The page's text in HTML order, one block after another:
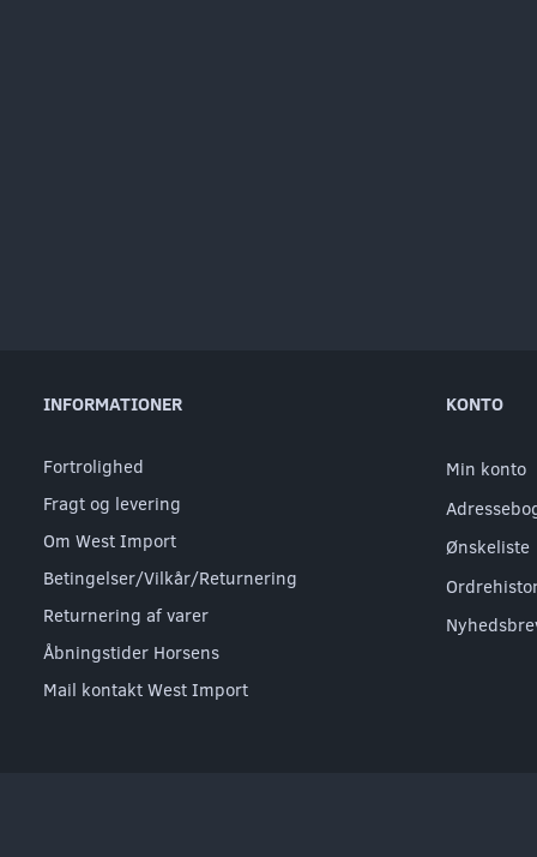
INFORMATIONER
Fortrolighed
Fragt og levering
Om West Import
Betingelser/Vilkår/Returnering
Returnering af varer
Åbningstider Horsens
Mail kontakt West Import
KONTO
Min konto
Ønskeliste